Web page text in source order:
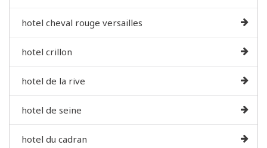
hotel cheval rouge versailles
hotel crillon
hotel de la rive
hotel de seine
hotel du cadran